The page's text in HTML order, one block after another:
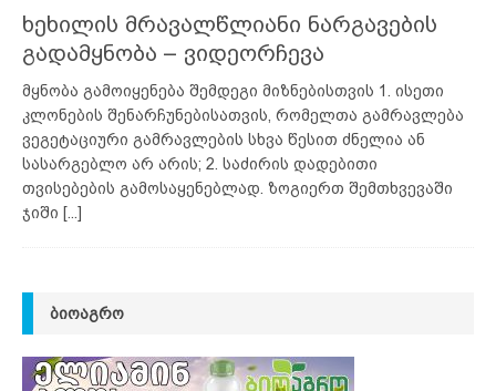
ხეხილის მრავალწლიანი ნარგავების
გადამყნობა – ვიდეორჩევა
მყნობა გამოიყენება შემდეგი მიზნებისთვის 1. ისეთი
კლონების შენარჩუნებისათვის, რომელთა გამრავლება
ვეგეტაციური გამრავლების სხვა წესით ძნელია ან
სასარგებლო არ არის; 2. საძირის დადებითი
თვისებების გამოსაყენებლად. ზოგიერთ შემთხვევაში
ჯიში [...]
ᲑᲘᲝᲐᲒᲠᲝ